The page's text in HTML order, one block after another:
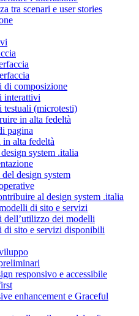
tra scenari e user stories
di composizione
interattivi
testuali (microtesti)
in alta fedeltà
pagina
alta fedeltà
system .italia
design system
al design system .italia
di sito e servizi
dell’utilizzo dei modelli
di sito e servizi disponibili
responsivo e accessibile
enhancement e Graceful